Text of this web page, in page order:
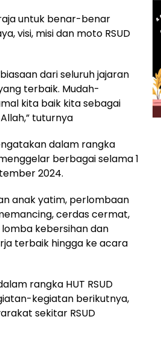
untuk benar-benar
visi, misi dan moto RSUD
dari seluruh jajaran
terbaik. Mudah-
kita baik kita sebagai
tuturnya
dalam rangka
berbagai selama 1
2024.
anak yatim, perlombaan
cerdas cermat,
kebersihan dan
terbaik hingga ke acara
rangka HUT RSUD
kegiatan berikutnya,
sekitar RSUD